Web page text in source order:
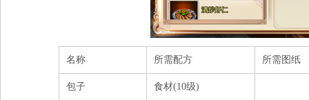
名称 所需配方 所需图纸
包子 食材(10级)